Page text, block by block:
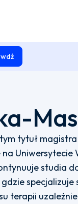
tytuł
Uniwersytecie
studia
specjalizuje
terapii